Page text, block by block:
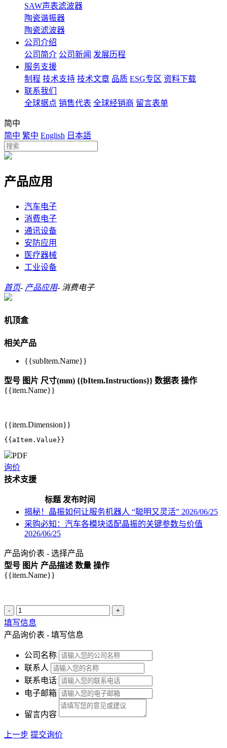
SAW声表滤波器
陶瓷谐振器
陶瓷滤波器
公司介绍
公司简介 公司新闻 发展历程
服务支援
制程 技术支持 技术文章 品质 ESG专区 资料下载
联系我们
全球据点 销售代表 全球经销商 留言表单
简中
简中 繁中 English 日本語
产品应用
汽车电子
消费电子
通讯设备
安防应用
医疗器械
工业设备
首页- 产品应用- 消费电子
机顶盒
相关产品
{{subItem.Name}}
型号 图片 尺寸(mm) {{bItem.Instructions}} 数据表 操作
{{item.Name}}
{{item.Dimension}}
{{aItem.Value}}
PDF
询价
技术支援
标题 发布时间
揭秘！晶振如何让服务机器人 “聪明又灵活” 2026/06/25
采购必知：汽车各模块适配晶振的关键参数与价值
2026/06/25
产品询价表 - 选择产品
型号 图片 产品描述 数量 操作
{{item.Name}}
- +
填写信息
产品询价表 - 填写信息
公司名称
联系人
联系电话
电子邮箱
留言内容
上一步 提交询价